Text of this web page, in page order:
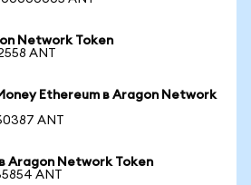
Network Token
ANT
Ethereum в Aragon Network
ANT
Aragon Network Token
ANT